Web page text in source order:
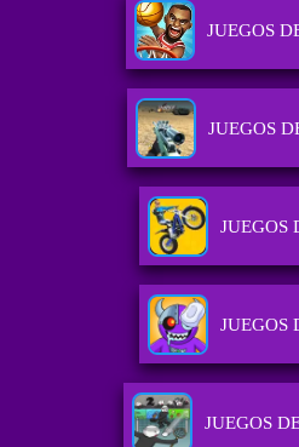
JUEGOS
JUEGOS
JUEGOS
JUEGOS
JUEGOS